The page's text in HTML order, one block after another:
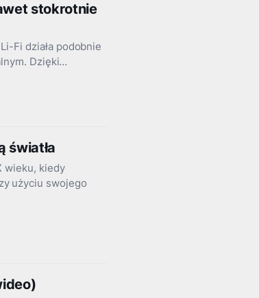
stokrotnie
Fi działa podobnie
Dzięki…
światła
wieku, kiedy
użyciu swojego